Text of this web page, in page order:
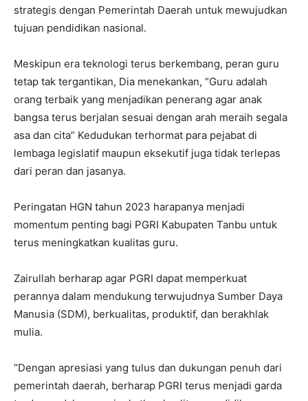
strategis dengan Pemerintah Daerah untuk mewujudkan
tujuan pendidikan nasional.
Meskipun era teknologi terus berkembang, peran guru
tetap tak tergantikan, Dia menekankan, “Guru adalah
orang terbaik yang menjadikan penerang agar anak
bangsa terus berjalan sesuai dengan arah meraih segala
asa dan cita” Kedudukan terhormat para pejabat di
lembaga legislatif maupun eksekutif juga tidak terlepas
dari peran dan jasanya.
Peringatan HGN tahun 2023 harapanya menjadi
momentum penting bagi PGRI Kabupaten Tanbu untuk
terus meningkatkan kualitas guru.
Zairullah berharap agar PGRI dapat memperkuat
perannya dalam mendukung terwujudnya Sumber Daya
Manusia (SDM), berkualitas, produktif, dan berakhlak
mulia.
“Dengan apresiasi yang tulus dan dukungan penuh dari
pemerintah daerah, berharap PGRI terus menjadi garda